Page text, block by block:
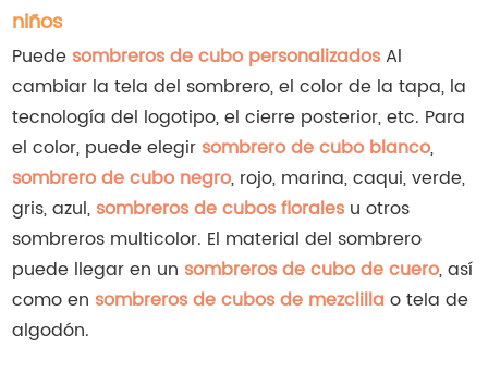
niños
Puede sombreros de cubo personalizadosAl
cambiar la tela del sombrero, el color de la tapa, la
tecnología del logotipo, el cierre posterior, etc. Para
el color, puede elegir sombrero de cubo blanco,
sombrero de cubo negro, rojo, marina, caqui, verde,
gris, azul, sombreros de cubos florales u otros
sombreros multicolor. El material del sombrero
puede llegar en un sombreros de cubo de cuero, así
como en sombreros de cubos de mezclillao tela de
algodón.